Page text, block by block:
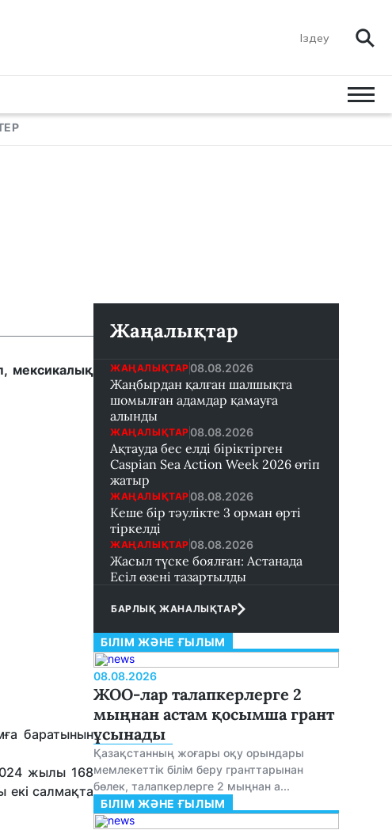
мексикалық
баратынын
жылы 168
екі салмақта
Жаңалықтар
ЖАҢАЛЫҚТАР 08.08.2026
Жаңбырдан қалған шалшықта
шомылған адамдар қамауға
алынды
ЖАҢАЛЫҚТАР 08.08.2026
Ақтауда бес елді біріктірген
Caspian Sea Action Week 2026 өтіп
жатыр
ЖАҢАЛЫҚТАР 08.08.2026
Кеше бір тәулікте 3 орман өрті
тіркелді
ЖАҢАЛЫҚТАР 08.08.2026
Жасыл түске боялған: Астанада
Есіл өзені тазартылды
БАРЛЫҚ ЖАНАЛЫҚТАР
БІЛІМ ЖӘНЕ ҒЫЛЫМ
08.08.2026
ЖОО-лар талапкерлерге 2
мыңнан астам қосымша грант
ұсынады
Қазақстанның жоғары оқу орындары
мемлекеттік білім беру гранттарынан
бөлек, талапкерлерге 2 мыңнан а...
БІЛІМ ЖӘНЕ ҒЫЛЫМ